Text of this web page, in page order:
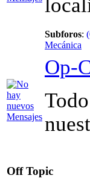
Subforos:
Mecánica
Op-
Off Topic